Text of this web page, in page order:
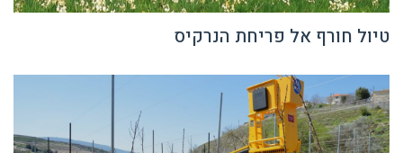
טיול חורף אל פריחת הנרקיס